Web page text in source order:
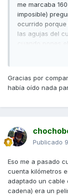
me marcaba
imposible)
ocurrido
las agujas del
cuando pones
Por si alguno
Un saludo.
Gracias por
había oído nada
Publicado
Eso me a pasado
cuenta kilómetros
adaptado un cable
cadena) era un